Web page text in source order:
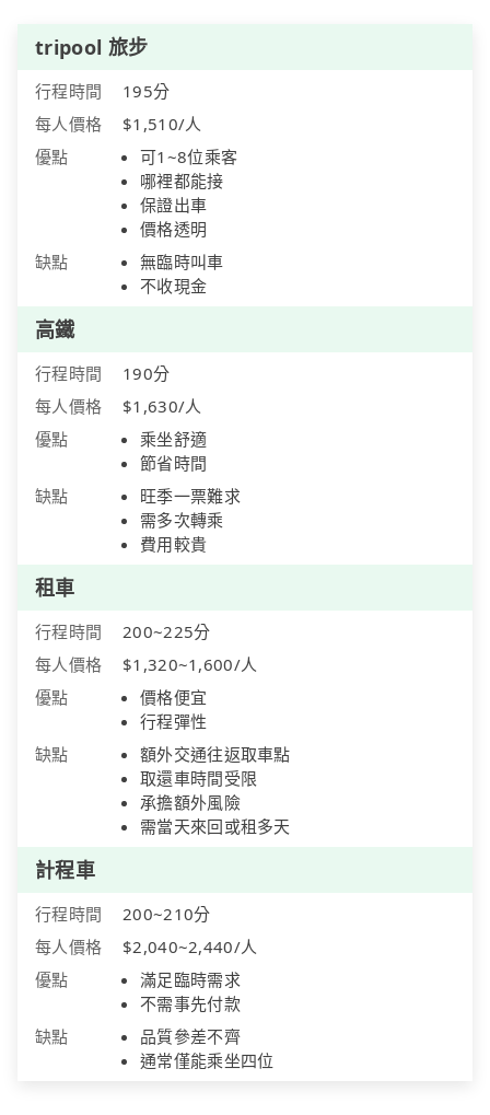
tripool 旅步
行程時間
195分
每人價格
$1,510/人
優點
可1~8位乘客
哪裡都能接
保證出車
價格透明
缺點
無臨時叫車
不收現金
高鐵
行程時間
190分
每人價格
$1,630/人
優點
乘坐舒適
節省時間
缺點
旺季一票難求
需多次轉乘
費用較貴
租車
行程時間
200~225分
每人價格
$1,320~1,600/人
優點
價格便宜
行程彈性
缺點
額外交通往返取車點
取還車時間受限
承擔額外風險
需當天來回或租多天
計程車
行程時間
200~210分
每人價格
$2,040~2,440/人
優點
滿足臨時需求
不需事先付款
缺點
品質參差不齊
通常僅能乘坐四位